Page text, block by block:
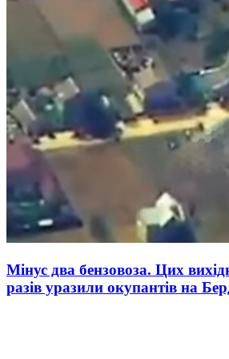
Мінус два бензовоза. Цих
разів уразили окупантів на